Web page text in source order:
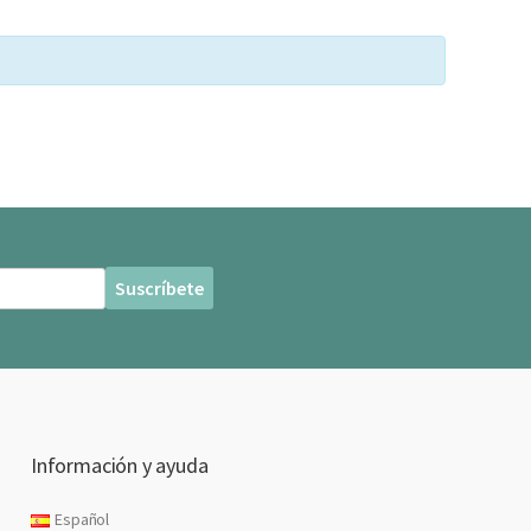
Información y ayuda
Español